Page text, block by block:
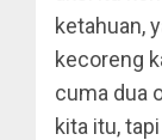
ketahuan,
kecoreng
cuma dua
kita itu,